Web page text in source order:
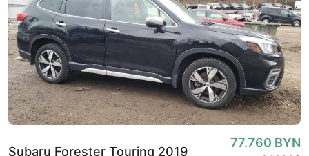
Subaru Forester Touring 2019
77.760 BYN